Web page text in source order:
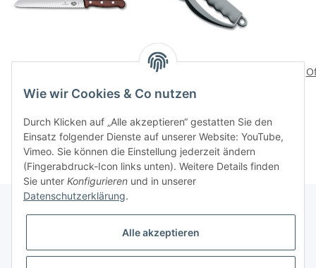
59,00 CHF
Messerschaerfer Sharpy
Wie wir Cookies & Co nutzen
Durch Klicken auf „Alle akzeptieren“ gestatten Sie den
Einsatz folgender Dienste auf unserer Website: YouTube,
Vimeo. Sie können die Einstellung jederzeit ändern
(Fingerabdruck-Icon links unten). Weitere Details finden
Sie unter Konfigurieren und in unserer
Datenschutzerklärung.
Alle akzeptieren